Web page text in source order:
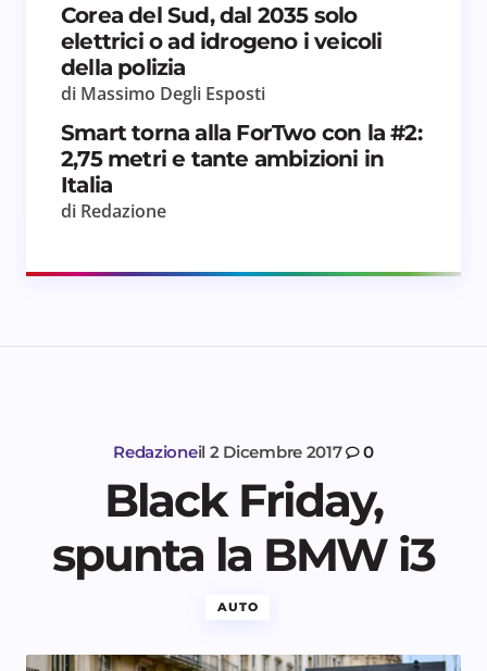
Corea del Sud, dal 2035 solo
elettrici o ad idrogeno i veicoli
della polizia
di Massimo Degli Esposti
Smart torna alla ForTwo con la #2:
2,75 metri e tante ambizioni in
Italia
di Redazione
Redazioneil 2 Dicembre 2017 0
Black Friday,
spunta la BMW i3
AUTO